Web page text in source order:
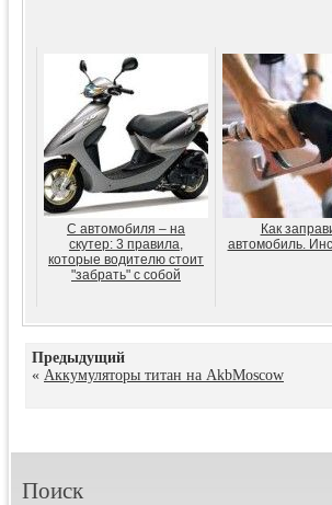
С автомобиля – на
скутер: 3 правила,
которые водителю стоит
"забрать" с собой
Как
автомобиль.
Предыдущий
« Аккумуляторы титан на AkbMoscow
Поиск